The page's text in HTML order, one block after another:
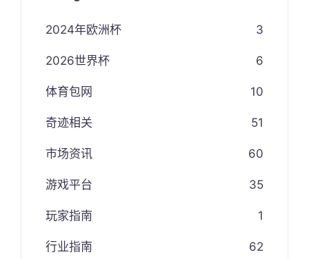
2024年欧洲杯 3
2026世界杯 6
体育包网 10
奇迹相关 51
市场资讯 60
游戏平台 35
玩家指南 1
行业指南 62